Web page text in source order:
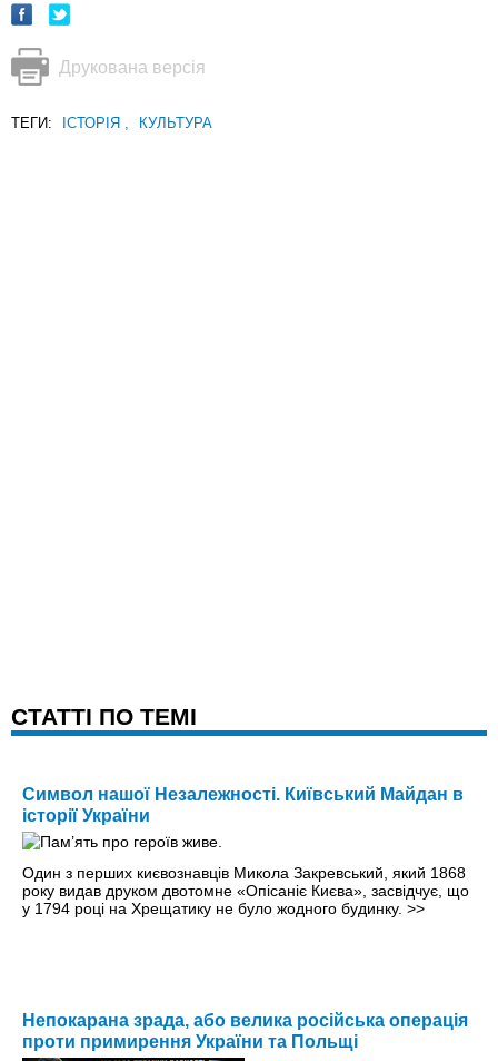
Друкована версія
ТЕГИ: ІСТОРІЯ КУЛЬТУРА
CТАТТІ ПО ТЕМІ
Символ нашої Незалежності. Київський Майдан в
історії України
Один з перших києвознавців Микола Закревський, який 1868
року видав друком двотомне «Опісаніє Києва», засвідчує, що
у 1794 році на Хрещатику не було жодного будинку. >>
Непокарана зрада, або велика російська операція
проти примирення України та Польщі